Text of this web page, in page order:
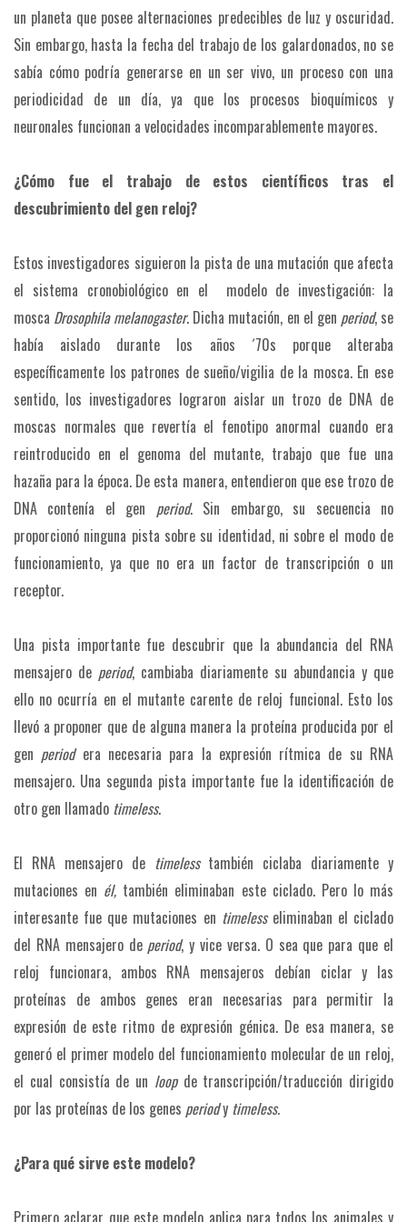
un planeta que posee alternaciones predecibles de luz y oscuridad.
Sin embargo, hasta la fecha del trabajo de los galardonados, no se
sabía cómo podría generarse en un ser vivo, un proceso con una
periodicidad de un día, ya que los procesos bioquímicos y
neuronales funcionan a velocidades incomparablemente mayores.
¿Cómo fue el trabajo de estos científicos tras el
descubrimiento del gen reloj?
Estos investigadores siguieron la pista de una mutación que afecta
el sistema cronobiológico en el modelo de investigación: la
mosca Drosophila melanogaster. Dicha mutación, en el gen period, se
había aislado durante los años ´70s porque alteraba
específicamente los patrones de sueño/vigilia de la mosca. En ese
sentido, los investigadores lograron aislar un trozo de DNA de
moscas normales que revertía el fenotipo anormal cuando era
reintroducido en el genoma del mutante, trabajo que fue una
hazaña para la época. De esta manera, entendieron que ese trozo de
DNA contenía el gen period. Sin embargo, su secuencia no
proporcionó ninguna pista sobre su identidad, ni sobre el modo de
funcionamiento, ya que no era un factor de transcripción o un
receptor.
Una pista importante fue descubrir que la abundancia del RNA
mensajero de period, cambiaba diariamente su abundancia y que
ello no ocurría en el mutante carente de reloj funcional. Esto los
llevó a proponer que de alguna manera la proteína producida por el
gen periodera necesaria para la expresión rítmica de su RNA
mensajero. Una segunda pista importante fue la identificación de
otro gen llamado timeless.
El RNA mensajero de timelesstambién ciclaba diariamente y
mutaciones en él, también eliminaban este ciclado. Pero lo más
interesante fue que mutaciones en timelesseliminaban el ciclado
del RNA mensajero de period, y vice versa. O sea que para que el
reloj funcionara, ambos RNA mensajeros debían ciclar y las
proteínas de ambos genes eran necesarias para permitir la
expresión de este ritmo de expresión génica. De esa manera, se
generó el primer modelo del funcionamiento molecular de un reloj,
el cual consistía de un loopde transcripción/traducción dirigido
por las proteínas de los genes periody timeless.
¿Para qué sirve este modelo?
Primero aclarar que este modelo aplica para todos los animales y